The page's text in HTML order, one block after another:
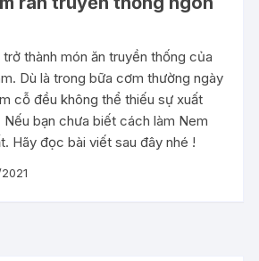
thành món ăn truyền thống của
Dù là trong bữa cơm thường ngày
cỗ đều không thể thiếu sự xuất
Nếu bạn chưa biết cách làm Nem
Hãy đọc bài viết sau đây nhé !